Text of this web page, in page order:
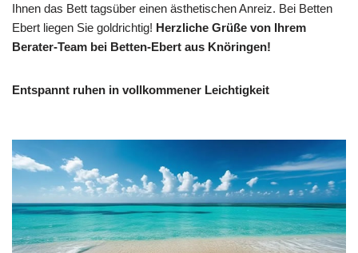
Ihnen das Bett tagsüber einen ästhetischen Anreiz. Bei Betten
Ebert liegen Sie goldrichtig! Herzliche Grüße von Ihrem
Berater-Team bei Betten-Ebert aus Knöringen!
Entspannt ruhen in vollkommener Leichtigkeit